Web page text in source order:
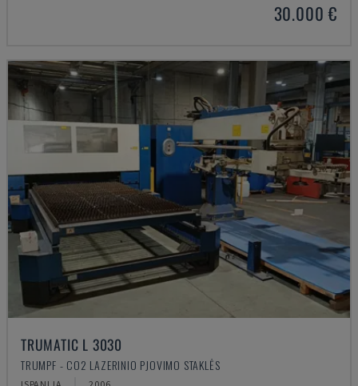
30.000 €
TRUMATIC L 3030
TRUMPF - CO2 LAZERINIO PJOVIMO STAKLĖS